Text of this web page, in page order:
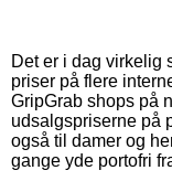
Det er i dag virkelig
priser på flere
GripGrab shops på
udsalgspriserne på
også til damer og
gange yde portofri